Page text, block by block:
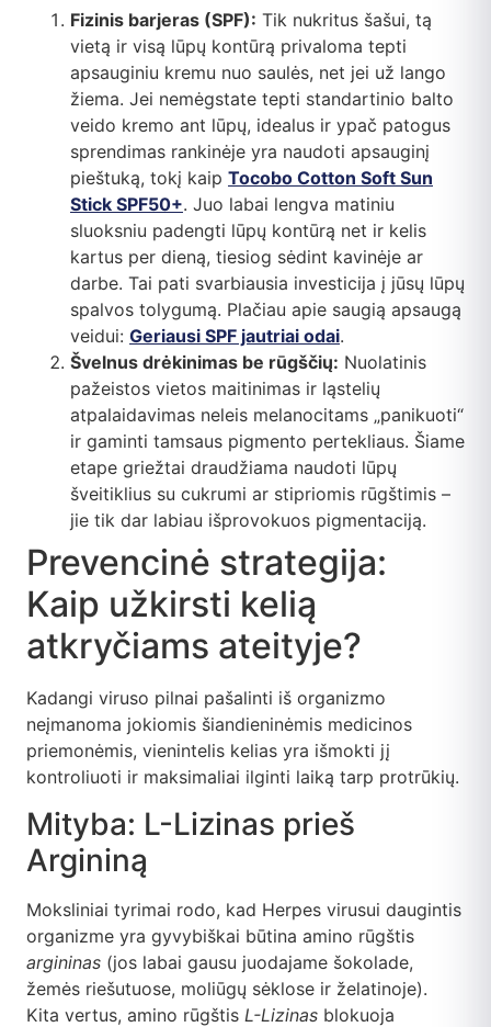
Fizinis barjeras (SPF): Tik nukritus šašui, tą
vietą ir visą lūpų kontūrą privaloma tepti
apsauginiu kremu nuo saulės, net jei už lango
žiema. Jei nemėgstate tepti standartinio balto
veido kremo ant lūpų, idealus ir ypač patogus
sprendimas rankinėje yra naudoti apsauginį
pieštuką, tokį kaip Tocobo Cotton Soft Sun
Stick SPF50+. Juo labai lengva matiniu
sluoksniu padengti lūpų kontūrą net ir kelis
kartus per dieną, tiesiog sėdint kavinėje ar
darbe. Tai pati svarbiausia investicija į jūsų lūpų
spalvos tolygumą. Plačiau apie saugią apsaugą
veidui: Geriausi SPF jautriai odai.
Švelnus drėkinimas be rūgščių: Nuolatinis
pažeistos vietos maitinimas ir ląstelių
atpalaidavimas neleis melanocitams „panikuoti“
ir gaminti tamsaus pigmento pertekliaus. Šiame
etape griežtai draudžiama naudoti lūpų
šveitiklius su cukrumi ar stipriomis rūgštimis –
jie tik dar labiau išprovokuos pigmentaciją.
Prevencinė strategija:
Kaip užkirsti kelią
atkryčiams ateityje?
Kadangi viruso pilnai pašalinti iš organizmo
neįmanoma jokiomis šiandieninėmis medicinos
priemonėmis, vienintelis kelias yra išmokti jį
kontroliuoti ir maksimaliai ilginti laiką tarp protrūkių.
Mityba: L-Lizinas prieš
Argininą
Moksliniai tyrimai rodo, kad Herpes virusui daugintis
organizme yra gyvybiškai būtina amino rūgštis
argininas (jos labai gausu juodajame šokolade,
žemės riešutuose, moliūgų sėklose ir želatinoje).
Kita vertus, amino rūgštis L-Lizinas blokuoja